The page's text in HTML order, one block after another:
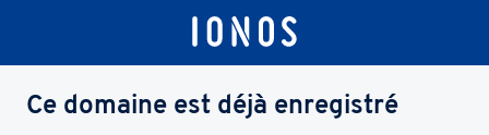
Ce domaine est déjà enregistré